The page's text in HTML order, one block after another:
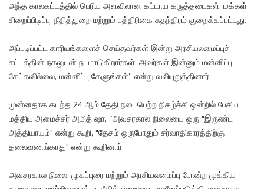
அந்த காலகட்டத்தில் பெரிய அளவிலான கட்டாய கருத்தடைகள், மக்கள்
சிறைப்பிடிப்பு, நீதித்துறை மற்றும் பத்திரிகை சுதந்திரம் குறைக்கப்பட்டது.
அப்படிப்பட்ட காரியங்களைச் செய்தவர்கள் இன்று அரசியலமைப்புச்
சட்டத்தின் நகலுடன் நடமாடுகிறார்கள். அவர்கள் இன்னும் மன்னிப்பு
கேட்கவில்லை, மன்னிப்பு கேளுங்கள்” என்று வலியுறுத்தினார்.
முன்னதாக கடந்த 24 ஆம் தேதி நடைபெற்ற நிகழ்ச்சி ஒன்றில் பேசிய
மத்திய அமைச்சர் அமித் ஷா, “அவசரகால நிலையை ஒரு "இருண்ட
அத்தியாயம்" என்று கூறி, "தேசம் ஒருபோதும் சர்வாதிகாரத்திற்கு
தலைவணங்காது" என்று கூறினார்.
அவசரகால நிலை, முகப்புரை மற்றும் அரசியலமைப்பு போன்ற முக்கிய